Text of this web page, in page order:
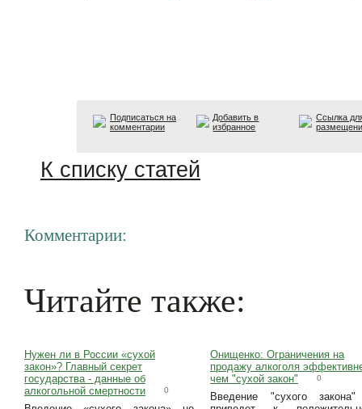
Подписаться на
комментарии
Добавить в
избранное
Ссылка
К списку статей
Комментарии:
Читайте также:
Нужен ли в России «сухой
закон»? Главный секрет
государства - данные об
алкогольной смертности
0
Онищенко: Ограничения на
продажу алкоголя
чем "сухой закон"
0
Введение "сухого